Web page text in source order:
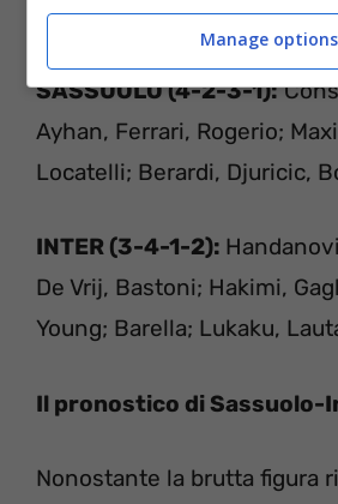
LE PROBABILI
SASSUOLO (4-2-3-1):
Ayhan, Ferrari, Rogerio;
Locatelli; Berardi, Djuricic,
INTER (3-4-1-2):
De Vrij, Bastoni; Hakimi,
Young; Barella; Lukaku,
Il pronostico di Sassuolo-
Nonostante la brutta figura
Manage options